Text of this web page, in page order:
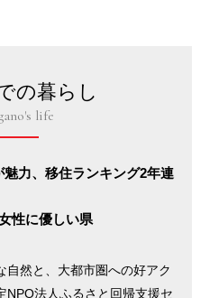
の暮らし
life
魅力、移住ランキング2年連
性に優しい県
自然と、大都市圏への好アク
NPO法人ふるさと回帰支援セ